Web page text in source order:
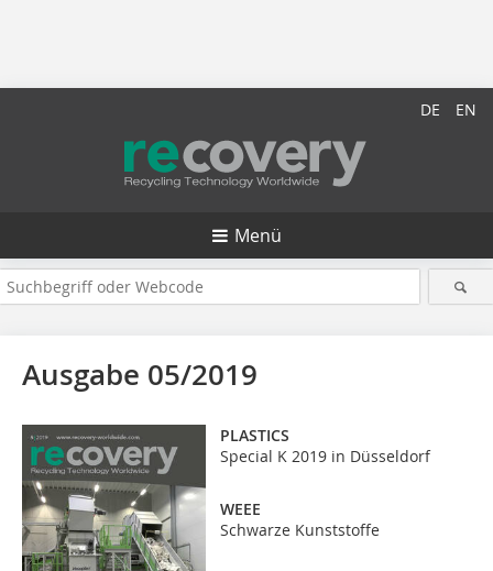
DE EN
Menü
Ausgabe 05/2019
PLASTICS
Special K 2019 in Düsseldorf
WEEE
Schwarze Kunststoffe